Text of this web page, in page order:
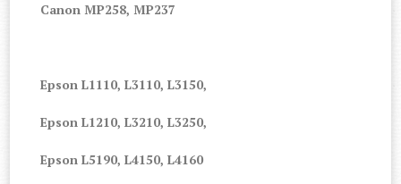
Canon MP258, MP237
Epson L1110, L3110, L3150,
Epson L1210, L3210, L3250,
Epson L5190, L4150, L4160